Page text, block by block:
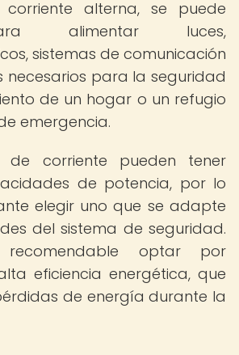
alterna, se puede
alimentar luces,
sistemas de comunicación
necesarios para la seguridad
de un hogar o un refugio
emergencia.
de corriente pueden tener
de potencia, por lo
elegir uno que se adapte
del sistema de seguridad.
optar por
eficiencia energética, que
de energía durante la